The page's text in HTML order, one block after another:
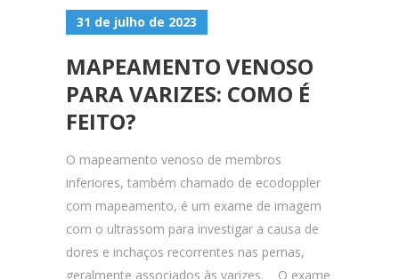
31 de julho de 2023
MAPEAMENTO VENOSO
PARA VARIZES: COMO É
FEITO?
O mapeamento venoso de membros
inferiores, também chamado de ecodoppler
com mapeamento, é um exame de imagem
com o ultrassom para investigar a causa de
dores e inchaços recorrentes nas pernas,
geralmente associados às varizes. O exame